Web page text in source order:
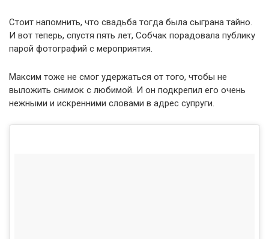
Стоит напомнить, что свадьба тогда была сыграна тайно.
И вот теперь, спустя пять лет, Собчак порадовала публику
парой фотографий с мероприятия.
Максим тоже не смог удержаться от того, чтобы не
выложить снимок с любимой. И он подкрепил его очень
нежными и искренними словами в адрес супруги.